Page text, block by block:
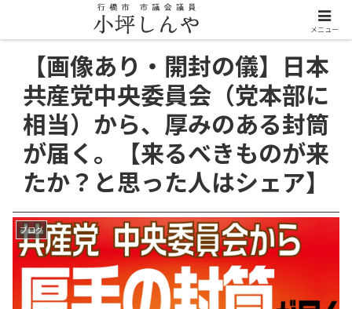
【画像あり・開封の儀】日本
共産党中央委員会（党本部に
相当）から、厚みのある封筒
が届く。【来るべきものが来
たか？と思った人はシェア】
ブログ
メニュー